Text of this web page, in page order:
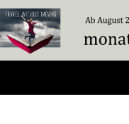
Zum
Inhalt
springen